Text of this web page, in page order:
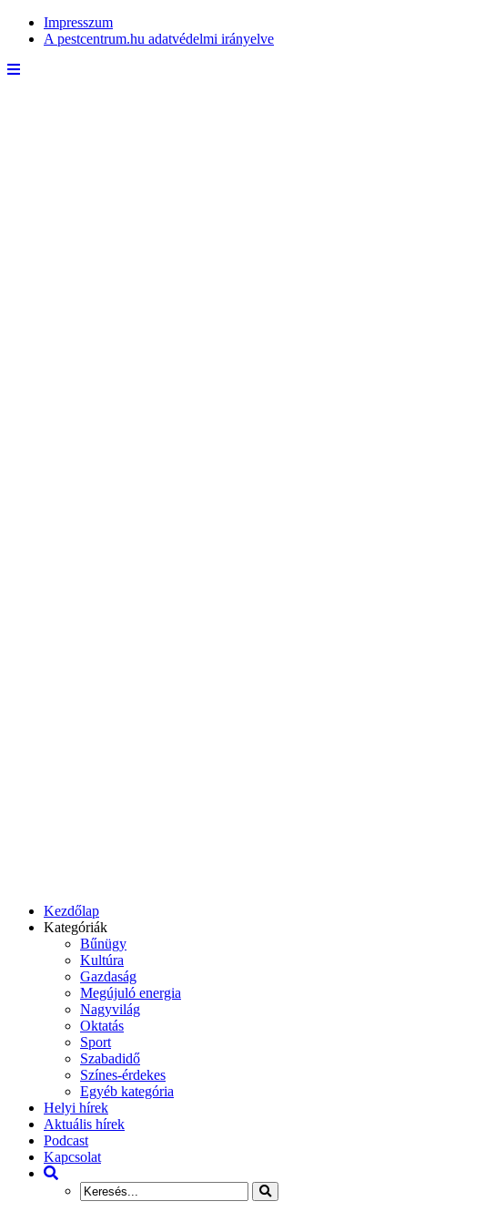
Impresszum
A pestcentrum.hu adatvédelmi irányelve
Kezdőlap
Kategóriák
Bűnügy
Kultúra
Gazdaság
Megújuló energia
Nagyvilág
Oktatás
Sport
Szabadidő
Színes-érdekes
Egyéb kategória
Helyi hírek
Aktuális hírek
Podcast
Kapcsolat